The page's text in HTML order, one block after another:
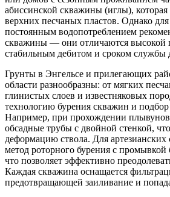
абиссинской скважины (иглы), которая
верхних песчаных пластов. Однако
постоянным водопотреблением
скважины — они отличаются высокой
стабильным дебитом и сроком службы
Грунты в Энгельсе и прилегающих
области разнообразны: от мягких
глинистых слоев и известняковых
технологию бурения скважин и подбор
Например, при прохождении
обсадные трубы с двойной стенкой,
деформацию ствола. Для
метод роторного бурения с
что позволяет эффективно
Каждая скважина оснащается
предотвращающей заиливание и